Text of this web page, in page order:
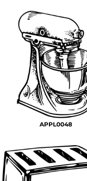
APPL0048